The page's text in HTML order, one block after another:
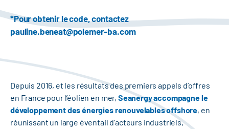
*Pour obtenir le code, contactez
pauline.beneat@polemer-ba.com
Depuis 2016, et les résultats des premiers appels d’offres
en France pour l’éolien en mer, Seanergy accompagne le
développement des énergies renouvelables offshore, en
réunissant un large éventail d’acteurs industriels,